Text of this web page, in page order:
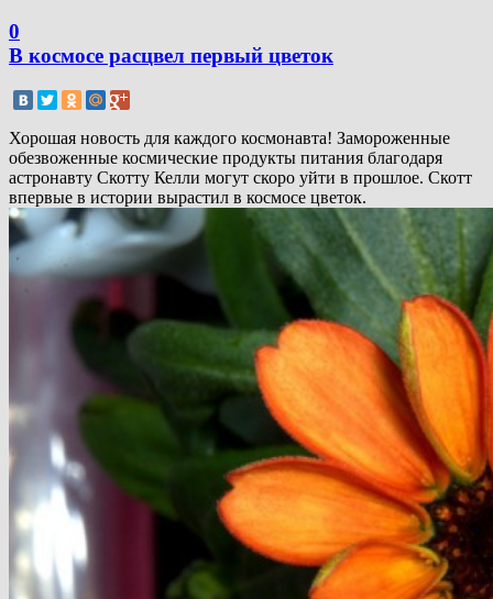
0
В космосе расцвел первый цветок
Хорошая новость для каждого космонавта! Замороженные
обезвоженные космические продукты питания благодаря
астронавту Скотту Келли могут скоро уйти в прошлое. Скотт
впервые в истории вырастил в космосе цветок.